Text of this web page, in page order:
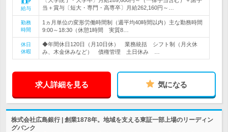
給与
当＋賞与〔短大・専門・高専卒〕月給262,160円～…
勤務
時間
1ヵ月単位の変形労働時間制（週平均40時間以内）主な勤務時間
9:00～18:30（休憩1時間 実質8…
休日
休暇
◆年間休日120日（月10日休） 業務統括 シフト制（月火休
み、木金休みなど） 債権管理 土日休み …
求人詳細を見る 気になる
株式会社広島銀行 | 創業1878年。地域を支える東証一部上場のリーディン
グバンク